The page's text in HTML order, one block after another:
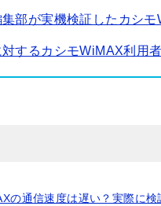
集部が実機検証したカシ
するカシモWiMAX利用
の通信速度は遅い？実際に検